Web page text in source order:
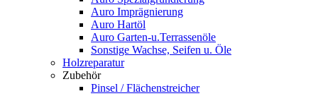
Auro Imprägnierung
Auro Hartöl
Auro Garten-u.Terrassenöle
Sonstige Wachse, Seifen u. Öle
Holzreparatur
Zubehör
Pinsel / Flächenstreicher